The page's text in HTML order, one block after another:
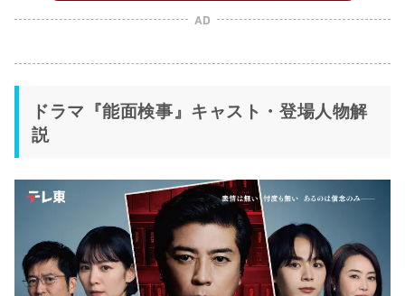
AD
ドラマ『能面検事』キャスト・登場人物解
説